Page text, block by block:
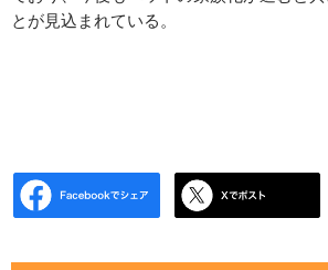
とが見込まれている。